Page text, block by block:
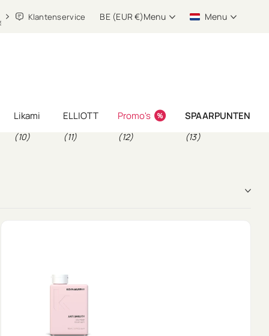
Klantenservice BE (EUR €)Menu Menu
Likami
(10)
ELLIOTT
(11)
Promo's
(12)
SPAARPUNTEN
(13)